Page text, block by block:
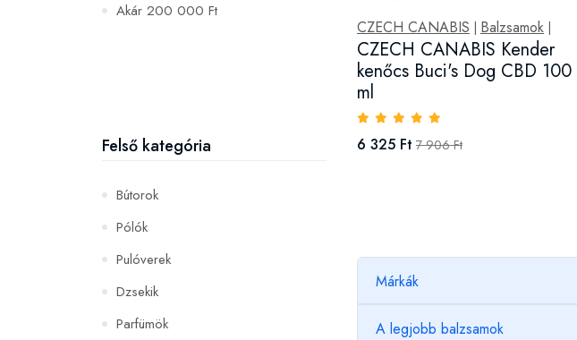
Akár 200 000 Ft
Felső kategória
Bútorok
Pólók
Pulóverek
Dzsekik
Parfümök
CZECH CANABIS Balzsamok
CZECH CANABIS Kender
kenőcs Buci's Dog CBD 100
ml
6 325 Ft 7 906 Ft
Márkák
A legjobb balzsamok